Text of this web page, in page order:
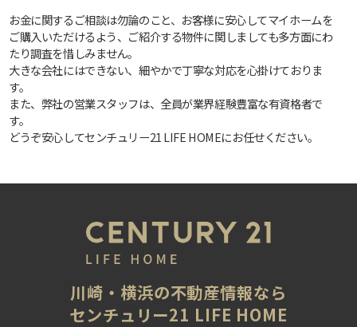
お金に関するご相談は勿論のこと、お客様に安心してマイホームを
ご購入いただけるよう、ご紹介する物件に関しましても多方面にわ
たり調査を惜しみません。
大きな会社にはできない、細やかで丁寧な対応を心掛けておりま
す。
また、弊社の営業スタッフは、全員が業界経験豊富な有資格者で
す。
どうぞ安心してセンチュリー21 LIFE HOMEにお任せください。
川崎・横浜の不動産情報なら
センチュリー21 LIFE HOME